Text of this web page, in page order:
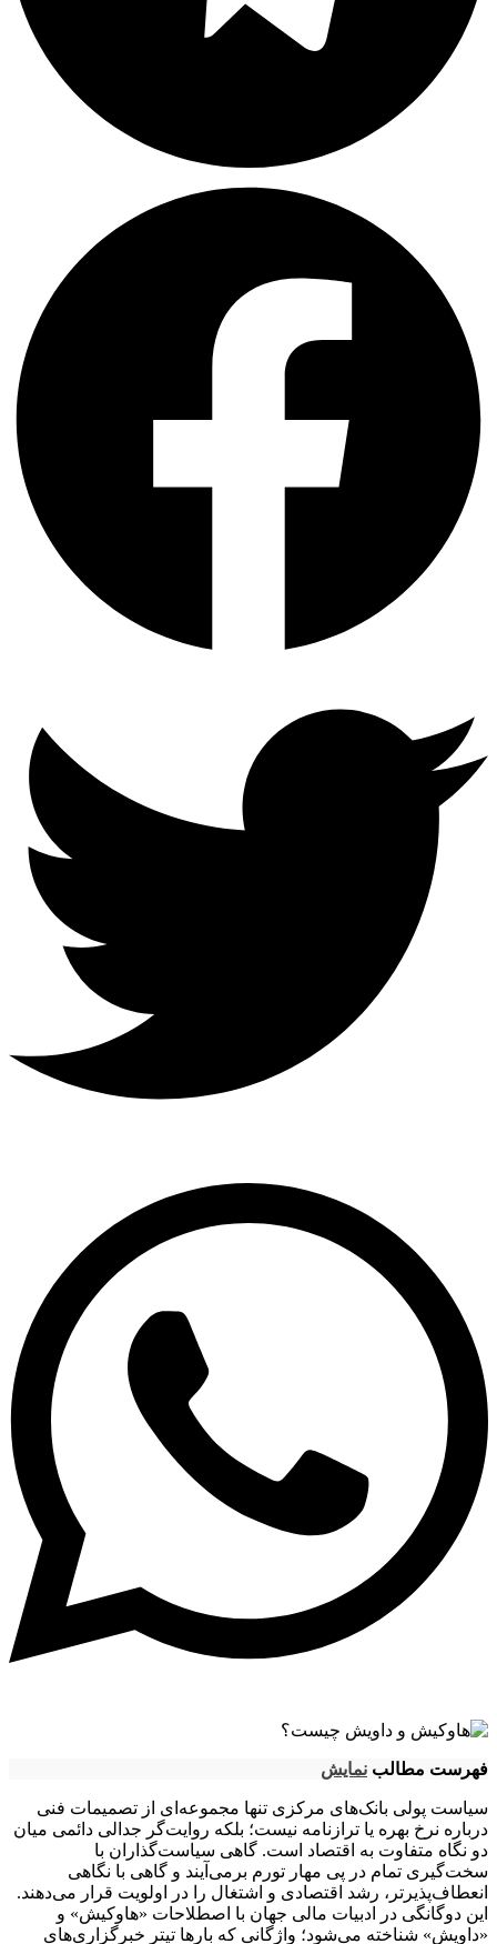
فهرست مطالب نمایش
سیاست پولی بانک‌های مرکزی تنها مجموعه‌ای از تصمیمات فنی
درباره نرخ بهره یا ترازنامه نیست؛ بلکه روایت‌گر جدالی دائمی میان
دو نگاه متفاوت به اقتصاد است. گاهی سیاست‌گذاران با
سخت‌گیری تمام در پی مهار تورم برمی‌آیند و گاهی با نگاهی
انعطاف‌پذیرتر، رشد اقتصادی و اشتغال را در اولویت قرار می‌دهند.
این دوگانگی در ادبیات مالی جهان با اصطلاحات «هاوکیش» و
«داویش» شناخته می‌شود؛ واژگانی که بارها تیتر خبرگزاری‌های